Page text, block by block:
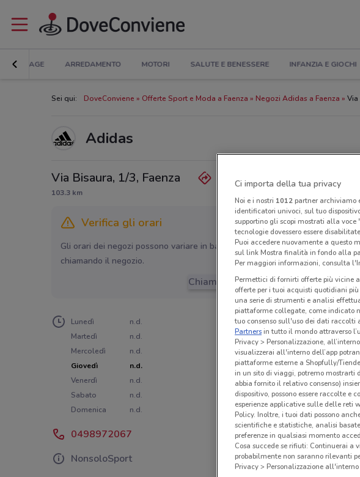
BRICOLAGE ARREDAMENTO MOTORI SALUTE E BENESSERE INFANZIA E GIOCHI
Sei qui: DoveConviene Offerte Sport e Moda a Faenza Negozi Adidas a Faenza Via
Adidas
Via Bisaura, 1/3, Faenza
103.3 km
Verifica gli orari
Gli orari dei negozi possono variare in base agli ultimi provvedimenti
chiamando il negozio.
Chiama il negozio
Lunedì
n.d.
Martedì
n.d.
Mercoledì
n.d.
Giovedì
n.d.
Venerdì
n.d.
Sabato
n.d.
Domenica
n.d.
0498972067
NonsoloSport
Ci importa della tua privacy
Noi e i nostri 1012partner archiviamo
identificatori univoci, sul tuo
supportino gli scopi mostrati alla
tecnologie dovessero essere
Puoi accedere nuovamente a questo
sul link Mostra finalità in fondo alla
Per maggiori informazioni, consulta
Permettici di fornirti offerte più vicine
offerte per i tuoi acquisti quotidiani
una serie di strumenti e analisi
piattaforme collegate, come indicato
tuo consenso sull'uso dei dati raccolti
Partnersin tutto il mondo attraverso
Privacy > Personalizzazione,
visualizzerai all'interno dell’app
piattaforme esterne a Shopfully/
in un sito di viaggi, potremo mostrarti
abbia fornito il relativo consenso)
dispositivo, possono essere raccolte
esperienze applicative sulle delle reti
Policy. Inoltre, i tuoi dati possono
scientifiche e statistiche, analisi
preferenze in qualsiasi momento
Cosa succede se rifiuti: Continuerai
probabilmente non saranno rilevanti
Privacy > Personalizzazione